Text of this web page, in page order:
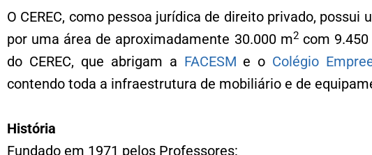
O CEREC, como pessoa jurídica de direito privado,
por uma área de aproximadamente 30.000 m2com 9.450
do CEREC, que abrigam a FACESM e o Colégio
contendo toda a infraestrutura de mobiliário e de
História
Fundado em 1971 pelos Professores: